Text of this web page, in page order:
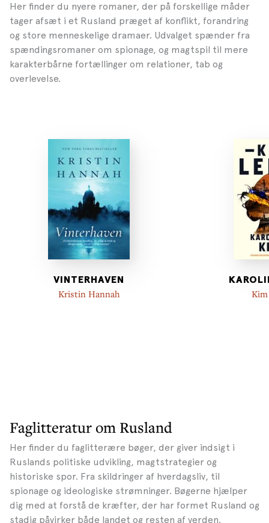
Her finder du nyere romaner, der på forskellige måder
tager afsæt i et Rusland præget af konflikt, forandring
og store menneskelige dramaer. Udvalget spænder fra
spændingsromaner om spionage, og magtspil til mere
karakterbårne fortællinger om relationer, tab og
overlevelse.
VINTERHAVEN
Kristin Hannah
Faglitteratur om Rusland
Her finder du faglitterære bøger, der giver indsigt i
Ruslands politiske udvikling, magtstrategier og
historiske spor. Fra skildringer af hverdagsliv, til
spionage og ideologiske strømninger. Bøgerne hjælper
dig med at forstå de kræfter, der har formet Rusland og
stadig påvirker både landet og resten af verden.